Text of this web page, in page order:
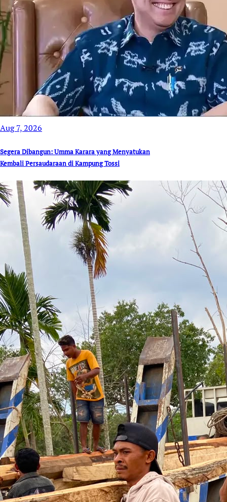
Aug 7, 2026
Segera Dibangun: Umma Karara yang Menyatukan
Kembali Persaudaraan di Kampung Tossi